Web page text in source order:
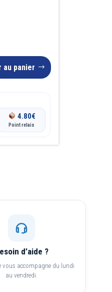
au panier
4.80€
Point relais
d’aide ?
vous accompagne du lundi
au vendredi.